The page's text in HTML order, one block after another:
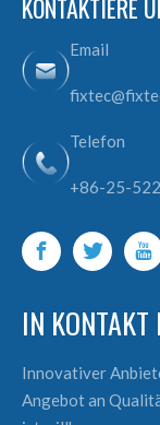
KONTAKTIERE
Email
Telefon
+86-25-
IN KONTAKT
Innovativer
Angebot an